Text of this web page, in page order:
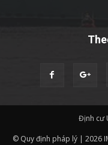
Định cư
© Quy định pháp lý | 2026